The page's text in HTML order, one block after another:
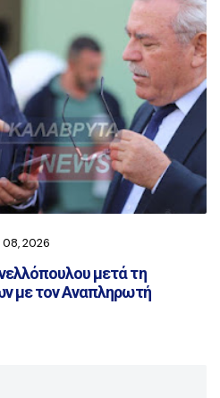
08, 2026
μετά τη
με τον Αναπληρωτή